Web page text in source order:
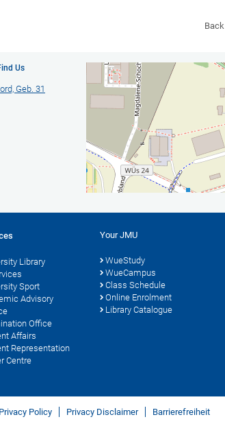
Back
Us
Geb. 31
Library
Sport
Advisory
Office
Affairs
Representation
Centre
Your JMU
WueStudy
WueCampus
Class Schedule
Online Enrolment
Library Catalogue
Policy Privacy Disclaimer Barrierefreiheit